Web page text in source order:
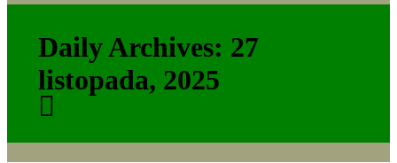
Daily Archives: 27
listopada, 2025